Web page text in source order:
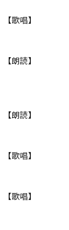
【歌唱】
【朗読】
【朗読】
【歌唱】
【歌唱】